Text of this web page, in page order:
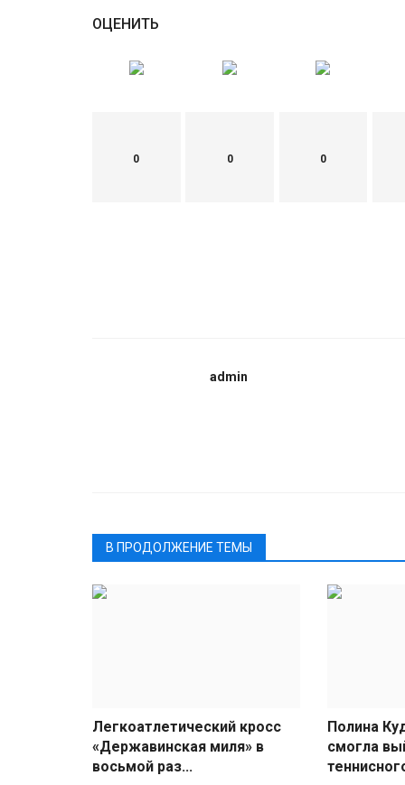
ОЦЕНИТЬ
0 0 0
admin
В ПРОДОЛЖЕНИЕ ТЕМЫ
Легкоатлетический кросс
«Державинская миля» в
восьмой раз...
Полина
смогла